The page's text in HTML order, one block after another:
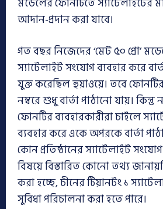
মডেলের ফোনটিতে স্যাটেলাইটের
আদান-প্রদান করা যাবে।
গত বছর নিজেদের ‘মেট ৫০ প্রো’
স্যাটেলাইট সংযোগ ব্যবহার করে
যুক্ত করেছিল হুয়াওয়ে। তবে ফোনটির
নম্বরে শুধু বার্তা পাঠানো যায়।
ফোনটির ব্যবহারকারীরা চাইলে
ব্যবহার করে একে অপরকে বার্তা
কোন প্রতিষ্ঠানের স্যাটেলাইট
বিষয়ে বিস্তারিত কোনো তথ্য
করা হচ্ছে, চীনের টিয়ানটং ১
সুবিধা পরিচালনা করা হতে পারে।